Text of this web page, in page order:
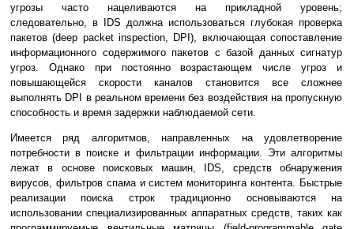
угрозы часто нацеливаются на прикладной уровень;
следовательно, в IDS должна использоваться глубокая проверка
пакетов (deep packet inspection, DPI), включающая сопоставление
информационного содержимого пакетов с базой данных сигнатур
угроз. Однако при постоянно возрастающем числе угроз и
повышающейся скорости каналов становится все сложнее
выполнять DPI в реальном времени без воздействия на пропускную
способность и время задержки наблюдаемой сети.
Имеется ряд алгоритмов, направленных на удовлетворение
потребности в поиске и фильтрации информации. Эти алгоритмы
лежат в основе поисковых машин, IDS, средств обнаружения
вирусов, фильтров спама и систем мониторинга контента. Быстрые
реализации поиска строк традиционно основываются на
использовании специализированных аппаратных средств, таких как